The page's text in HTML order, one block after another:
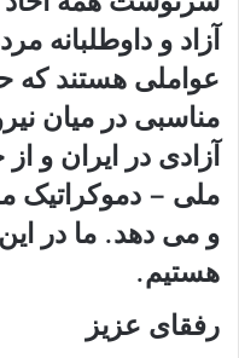
آزاد و داوطلبانه
عواملی هستند که
مناسبی در میان
آزادی در ایران و
ملی – دموکراتیک
و می دهد. ما در
هستیم.
رفقای عزیز